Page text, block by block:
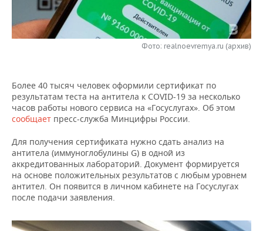
НЕФТЕХИМИЯ
НЕФТЬ
ЭНЕРГЕТИКА
РОЗНИЧНАЯ ТОРГОВЛЯ
НОВОСТИ ТЕХНОЛОГИЙ
ТЕЛЕКОММУНИКАЦИИ
МЕРОПРИЯТИЯ
БИЗНЕС-БРАНЧИ
ОТКРЫТАЯ ЛЕКЦИЯ
ФУТБОЛ
БАСКЕТБОЛ
ВОЛЕЙБОЛ
НОВОСТИ ОБЩЕСТВА
ИНФРАСТРУКТУРА
ИСТОРИЯ
ФОТОГАЛЕРЕЯ
СПРАВОЧНИК
СПИСОК ПЕРСОН
ПОЛНАЯ ВЕРСИЯ
Фото: realnoevremya.ru (архив)
Более 40 тысяч человек оформили сертификат по
результатам теста на антитела к COVID-19 за несколько
часов работы нового сервиса на «Госуслугах». Об этом
сообщает пресс-служба Минцифры России.
Для получения сертификата нужно сдать анализ на
антитела (иммуноглобулины G) в одной из
аккредитованных лабораторий. Документ формируется
на основе положительных результатов с любым уровнем
антител. Он появится в личном кабинете на Госуслугах
после подачи заявления.